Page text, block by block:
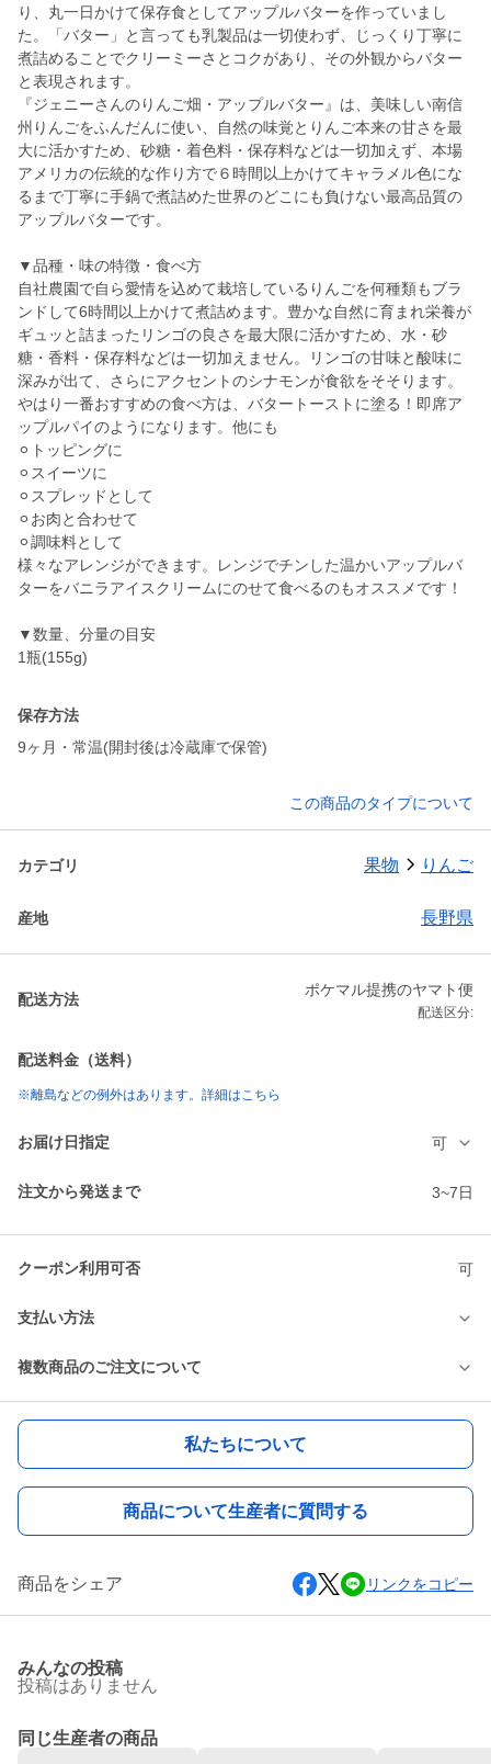
り、丸一日かけて保存食としてアップルバターを作っていまし
た。「バター」と言っても乳製品は一切使わず、じっくり丁寧に
煮詰めることでクリーミーさとコクがあり、その外観からバター
と表現されます。
『ジェニーさんのりんご畑・アップルバター』は、美味しい南信
州りんごをふんだんに使い、自然の味覚とりんご本来の甘さを最
大に活かすため、砂糖・着色料・保存料などは一切加えず、本場
アメリカの伝統的な作り方で６時間以上かけてキャラメル色にな
るまで丁寧に手鍋で煮詰めた世界のどこにも負けない最高品質の
アップルバターです。
▼品種・味の特徴・食べ方
自社農園で自ら愛情を込めて栽培しているりんごを何種類もブラ
ンドして6時間以上かけて煮詰めます。豊かな自然に育まれ栄養が
ギュッと詰まったリンゴの良さを最大限に活かすため、水・砂
糖・香料・保存料などは一切加えません。リンゴの甘味と酸味に
深みが出て、さらにアクセントのシナモンが食欲をそそります。
やはり一番おすすめの食べ方は、バタートーストに塗る！即席ア
ップルパイのようになります。他にも
⚪︎トッピングに
⚪︎スイーツに
⚪︎スプレッドとして
⚪︎お肉と合わせて
⚪︎調味料として
様々なアレンジができます。レンジでチンした温かいアップルバ
ターをバニラアイスクリームにのせて食べるのもオススメです！
▼数量、分量の目安
1瓶(155g)
保存方法
9ヶ月・常温(開封後は冷蔵庫で保管)
この商品のタイプについて
カテゴリ 果物 りんご
産地 長野県
配送方法
ポケマル提携のヤマト便
配送区分:
配送料金（送料）
※離島などの例外はあります。詳細はこちら
お届け日指定 可
注文から発送まで 3~7日
クーポン利用可否 可
支払い方法
複数商品のご注文について
私たちについて
商品について生産者に質問する
商品をシェア リンクをコピー
みんなの投稿
投稿はありません
同じ生産者の商品